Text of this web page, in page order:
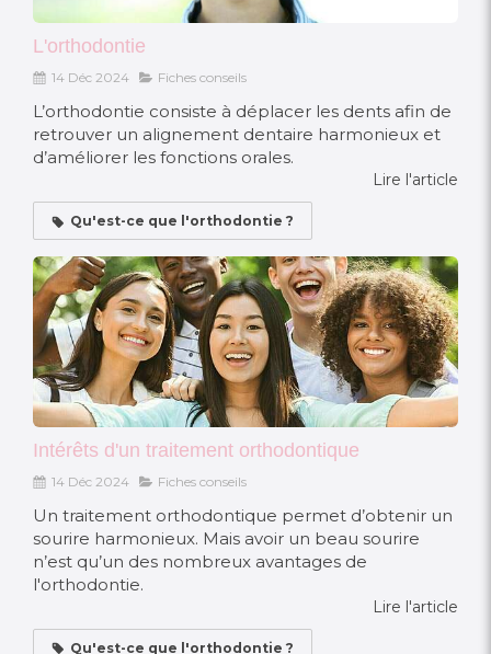
L'orthodontie
14 Déc 2024 Fiches conseils
L’orthodontie consiste à déplacer les dents afin de
retrouver un alignement dentaire harmonieux et
d’améliorer les fonctions orales.
Lire l'article
Qu'est-ce que l'orthodontie ?
Intérêts d'un traitement orthodontique
14 Déc 2024 Fiches conseils
Un traitement orthodontique permet d’obtenir un
sourire harmonieux. Mais avoir un beau sourire
n’est qu’un des nombreux avantages de
l'orthodontie.
Lire l'article
Qu'est-ce que l'orthodontie ?